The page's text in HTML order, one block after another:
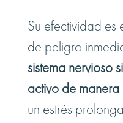
Su efectividad es
de peligro
sistema nervioso
activo de manera
un estrés